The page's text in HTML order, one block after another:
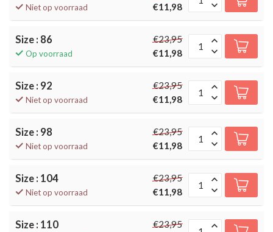
Niet op voorraad
€11,98
Size : 86
Op voorraad
€23,95
€11,98
Size : 92
Niet op voorraad
€23,95
€11,98
Size : 98
Niet op voorraad
€23,95
€11,98
Size : 104
Niet op voorraad
€23,95
€11,98
Size : 110
€23,95